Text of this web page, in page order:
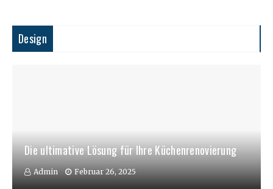
Design
Die ultimative Lösung für Ihre Küchenrenovierung
Admin Februar 26, 2025